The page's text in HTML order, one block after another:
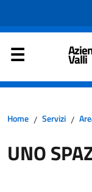
Valli
Home / Servizi /
UNO